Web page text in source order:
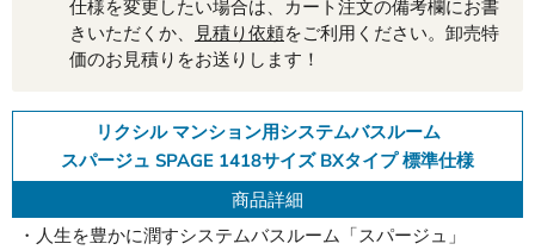
仕様を変更したい場合は、カート注文の備考欄にお書
きいただくか、 見積り依頼をご利用ください。卸売特
価のお見積りをお送りします！
リクシル マンション用システムバスルーム
スパージュ SPAGE 1418サイズ BXタイプ 標準仕様
商品詳細
・人生を豊かに潤すシステムバスルーム「スパージュ」